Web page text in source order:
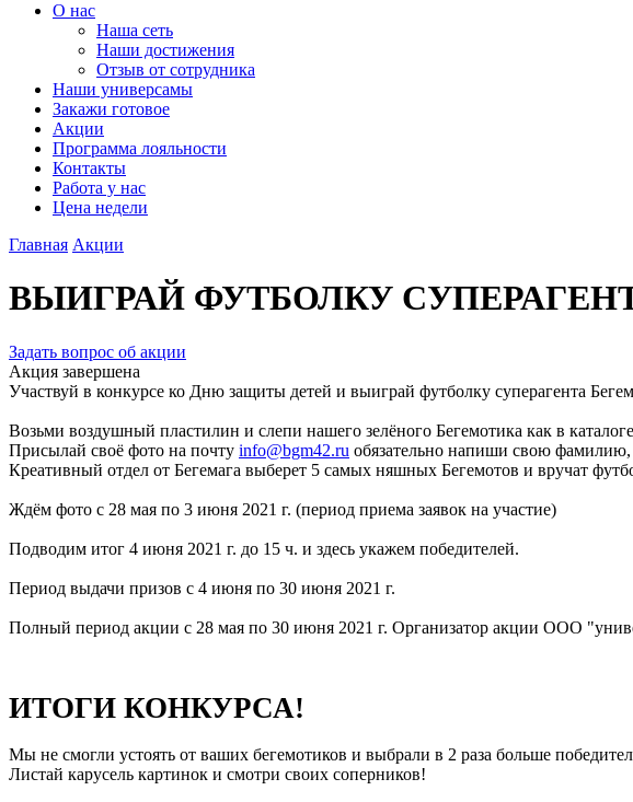
О нас
Наша сеть
Наши достижения
Отзыв от сотрудника
Наши универсамы
Закажи готовое
Акции
Программа лояльности
Контакты
Работа у нас
Цена недели
Главная Акции
ВЫИГРАЙ ФУТБОЛКУ
Задать вопрос об акции
Акция завершена
Участвуй в конкурсе ко Дню защиты детей и выиграй футболку суперагента
Возьми воздушный пластилин и слепи нашего зелёного Бегемотика как в
Присылай своё фото на почту info@bgm42.ru обязательно напиши свою фамилию,
Креативный отдел от Бегемага выберет 5 самых няшных Бегемотов и вручат
Ждём фото с 28 мая по 3 июня 2021 г. (период приема заявок на участие)
Подводим итог 4 июня 2021 г. до 15 ч. и здесь укажем победителей.
Период выдачи призов с 4 июня по 30 июня 2021 г.
Полный период акции с 28 мая по 30 июня 2021 г. Организатор акции ООО
ИТОГИ КОНКУРСА!
Мы не смогли устоять от ваших бегемотиков и выбрали в 2 раза больше
Листай карусель картинок и смотри своих соперников!